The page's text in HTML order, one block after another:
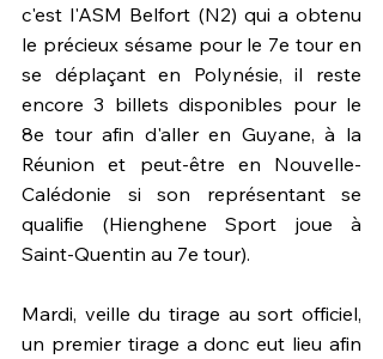
c'est l'ASM Belfort (N2) qui a obtenu
le précieux sésame pour le 7e tour en
se déplaçant en Polynésie, il reste
encore 3 billets disponibles pour le
8e tour afin d'aller en Guyane, à la
Réunion et peut-être en Nouvelle-
Calédonie si son représentant se
qualifie (Hienghene Sport joue à
Saint-Quentin au 7e tour).
Mardi, veille du tirage au sort officiel,
un premier tirage a donc eut lieu afin